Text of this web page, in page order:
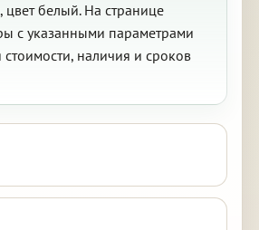
цвет белый. На странице
с указанными параметрами
наличия и сроков